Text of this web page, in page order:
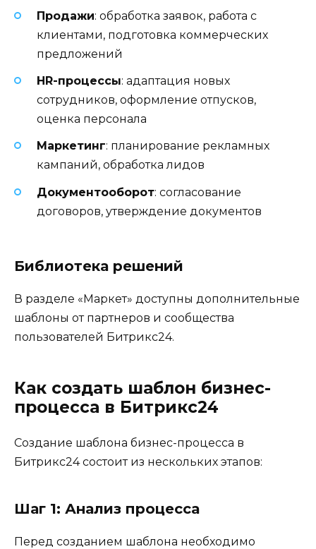
Продажи: обработка заявок, работа с
клиентами, подготовка коммерческих
предложений
HR-процессы: адаптация новых
сотрудников, оформление отпусков,
оценка персонала
Маркетинг: планирование рекламных
кампаний, обработка лидов
Документооборот: согласование
договоров, утверждение документов
Библиотека решений
В разделе «Маркет» доступны дополнительные
шаблоны от партнеров и сообщества
пользователей Битрикс24.
Как создать шаблон бизнес-
процесса в Битрикс24
Создание шаблона бизнес-процесса в
Битрикс24 состоит из нескольких этапов:
Шаг 1: Анализ процесса
Перед созданием шаблона необходимо